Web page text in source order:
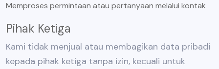
Memproses permintaan atau pertanyaan melalui kontak
Pihak Ketiga
Kami tidak menjual atau membagikan data pribadi
kepada pihak ketiga tanpa izin, kecuali untuk